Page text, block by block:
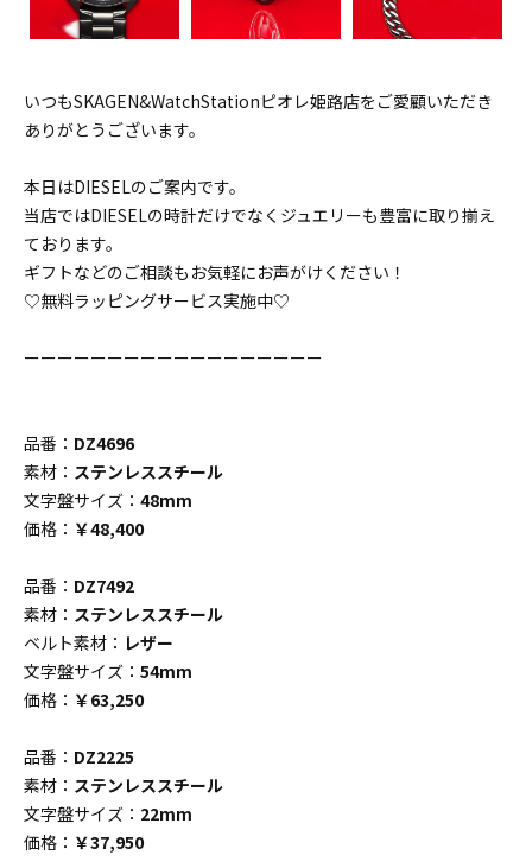
いつもSKAGEN&WatchStationピオレ姫路店をご愛顧いただき
ありがとうございます。
本日はDIESELのご案内です。
当店ではDIESELの時計だけでなくジュエリーも豊富に取り揃え
ております。
ギフトなどのご相談もお気軽にお声がけください！
♡無料ラッピングサービス実施中♡
ーーーーーーーーーーーーーーーーーー
品番： DZ4696
素材： ステンレススチール
文字盤サイズ： 48mm
価格： ￥48,400
品番： DZ7492
素材： ステンレススチール
ベルト素材： レザー
文字盤サイズ： 54mm
価格： ￥63,250
品番： DZ2225
素材： ステンレススチール
文字盤サイズ： 22mm
価格： ￥37,950